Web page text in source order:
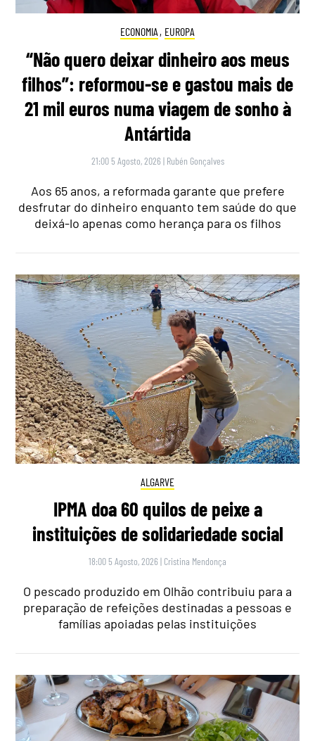
ECONOMIA , EUROPA
“Não quero deixar dinheiro aos meus
filhos”: reformou-se e gastou mais de
21 mil euros numa viagem de sonho à
Antártida
21:00 5 Agosto, 2026 | Rubén Gonçalves
Aos 65 anos, a reformada garante que prefere
desfrutar do dinheiro enquanto tem saúde do que
deixá-lo apenas como herança para os filhos
ALGARVE
IPMA doa 60 quilos de peixe a
instituições de solidariedade social
18:00 5 Agosto, 2026 | Cristina Mendonça
O pescado produzido em Olhão contribuiu para a
preparação de refeições destinadas a pessoas e
famílias apoiadas pelas instituições